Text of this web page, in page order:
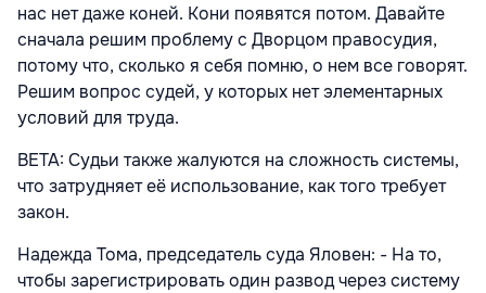
нас нет даже коней. Кони появятся потом. Давайте
сначала решим проблему с Дворцом правосудия,
потому что, сколько я себя помню, о нем все говорят.
Решим вопрос судей, у которых нет элементарных
условий для труда.
BETA: Судьи также жалуются на сложность системы,
что затрудняет её использование, как того требует
закон.
Надежда Тома, председатель суда Яловен: - На то,
чтобы зарегистрировать один развод через систему